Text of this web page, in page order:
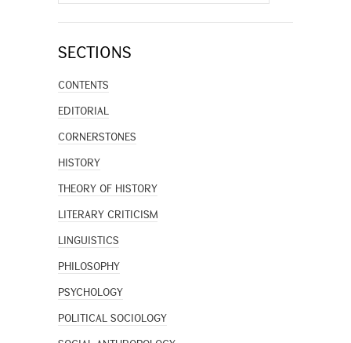
SECTIONS
CONTENTS
EDITORIAL
CORNERSTONES
HISTORY
THEORY OF HISTORY
LITERARY CRITICISM
LINGUISTICS
PHILOSOPHY
PSYCHOLOGY
POLITICAL SOCIOLOGY